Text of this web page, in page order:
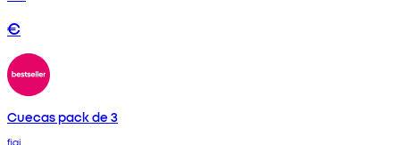
€
Cuecas pack de 3
figi